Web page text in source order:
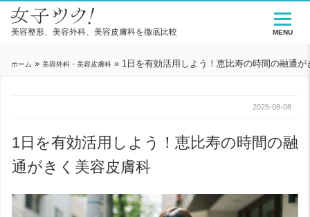
美容整形、美容外科、美容皮膚科を徹底比較
ホーム » 美容外科・美容皮膚科 » 1日を有効活用しよう！恵比寿の時間の融通が
2025-08-08
1日を有効活用しよう！恵比寿の時間の融
通がきく美容皮膚科
MENU